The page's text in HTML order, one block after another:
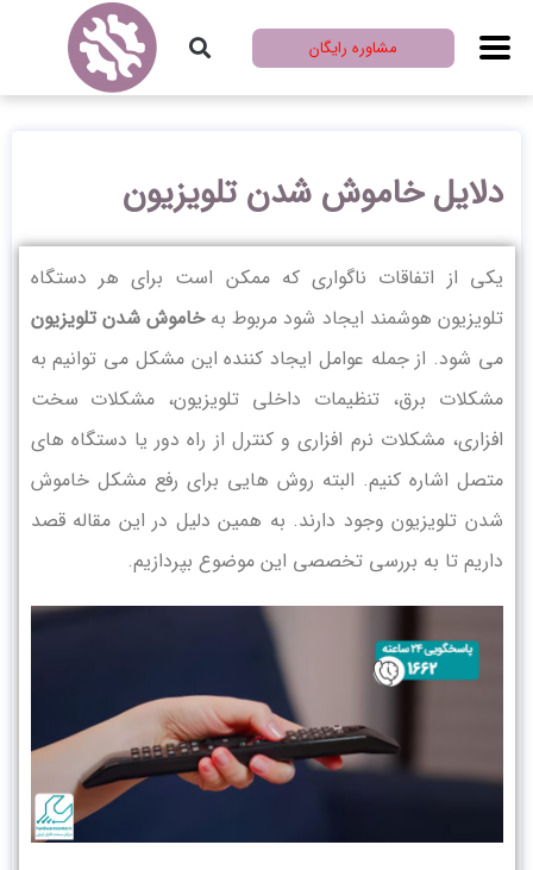
مشاوره رایگان
دلایل خاموش شدن تلویزیون
یکی از اتفاقات ناگواری که ممکن است برای هر دستگاه
تلویزیون هوشمند ایجاد شود مربوط بهخاموش شدن تلویزیون
می شود. از جمله عوامل ایجاد کننده این مشکل می توانیم به
مشکلات برق، تنظیمات داخلی تلویزیون، مشکلات سخت
‌افزاری، مشکلات نرم ‌افزاری و کنترل از راه دور یا دستگاه‌ های
متصل اشاره کنیم. البته روش هایی برای رفع مشکل خاموش
شدن تلویزیون وجود دارند. به همین دلیل در این مقاله قصد
داریم تا به بررسی تخصصی این موضوع بپردازیم.